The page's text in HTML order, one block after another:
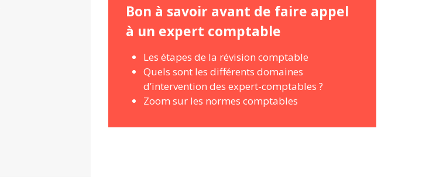
Bon à savoir avant de faire appel
à un expert comptable
Les étapes de la révision comptable
Quels sont les différents domaines
d’intervention des expert-comptables ?
Zoom sur les normes comptables